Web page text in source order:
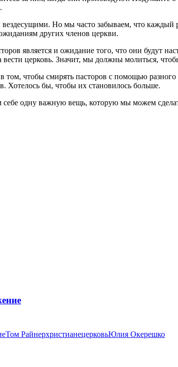
Но мы часто забываем, что каждый
других членов церкви.
является и ожидание того, что они будут
церковь. Значит, мы должны молиться,
чтобы смирять пасторов с помощью
Хотелось бы, чтобы их становилось больше.
одну важную вещь, которую мы можем
Том РайнерхристианецерковьЮлия Окерешко